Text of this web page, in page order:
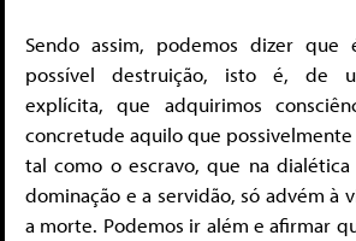
Sendo assim, podemos dizer
possível destruição, isto é, de
explícita, que adquirimos
concretude aquilo que
tal como o escravo, que na
dominação e a servidão, só advém à
a morte. Podemos ir além e afirmar